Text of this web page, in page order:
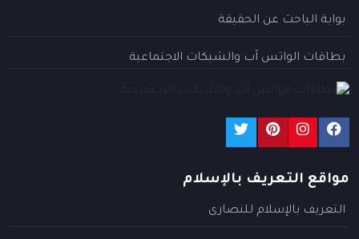
بوابة الباحث عن الحقيقة
بطاقات الواتس آب والشبكات الاجتماعية
مواقع التعريف بالإسلام
التعريف بالإسلام للنصارى